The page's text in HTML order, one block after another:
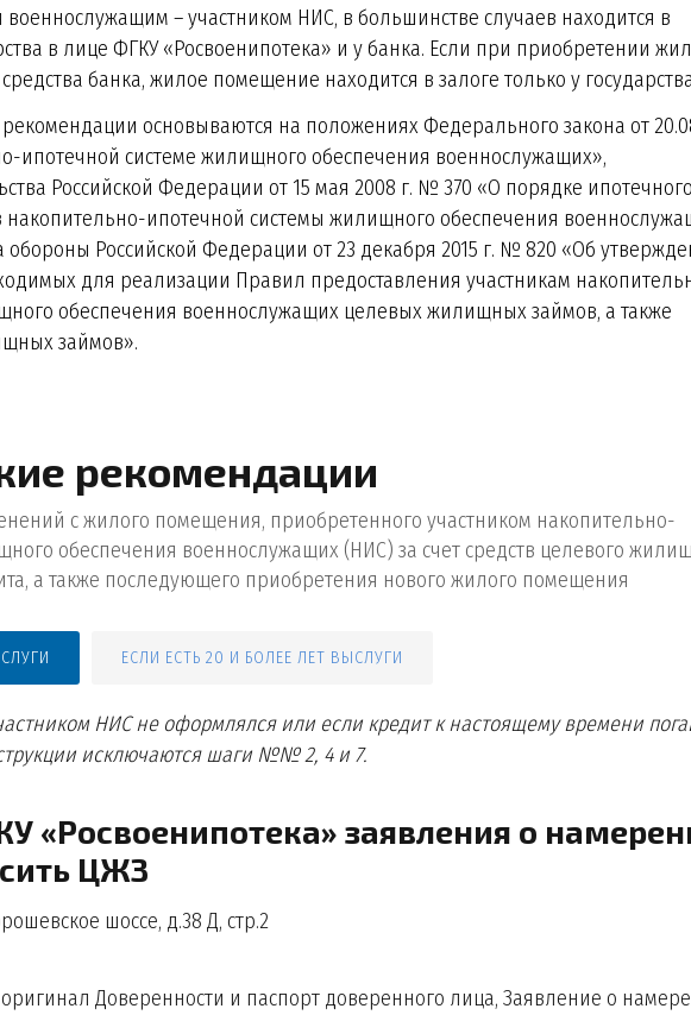
– участником НИС, в большинстве случаев находится в
в лице ФГКУ «Росвоенипотека» и у банка. Если при приобретении
банка, жилое помещение находится в залоге только у
основываются на положениях Федерального закона от
ипотечной системе жилищного обеспечения военнослужащих»,
Российской Федерации от 15 мая 2008 г. № 370 «О порядке
накопительно-ипотечной системы жилищного обеспечения
обороны Российской Федерации от 23 декабря 2015 г. № 820 «Об
для реализации Правил предоставления участникам
обеспечения военнослужащих целевых жилищных займов, а также
займов».
рекомендации
с жилого помещения, приобретенного участником накопительно-
обеспечения военнослужащих (НИС) за счет средств целевого
а также последующего приобретения нового жилого помещения
ЕСЛИ ЕСТЬ 20 И БОЛЕЕ ЛЕТ ВЫСЛУГИ
НИС не оформлялся или если кредит к настоящему времени
исключаются шаги №№ 2, 4 и 7.
«Росвоенипотека» заявления о
ЦЖЗ
шоссе, д.38 Д, стр.2
Доверенности и паспорт доверенного лица, Заявление о